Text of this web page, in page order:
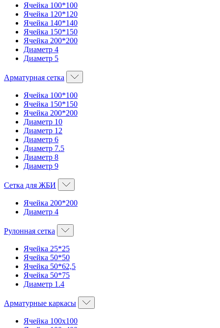
Ячейка 100*100
Ячейка 120*120
Ячейка 140*140
Ячейка 150*150
Ячейка 200*200
Диаметр 4
Диаметр 5
Арматурная сетка
Ячейка 100*100
Ячейка 150*150
Ячейка 200*200
Диаметр 10
Диаметр 12
Диаметр 6
Диаметр 7.5
Диаметр 8
Диаметр 9
Сетка для ЖБИ
Ячейка 200*200
Диаметр 4
Рулонная сетка
Ячейка 25*25
Ячейка 50*50
Ячейка 50*62,5
Ячейка 50*75
Диаметр 1.4
Арматурные каркасы
Ячейка 100х100